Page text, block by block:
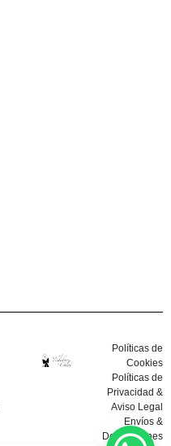
Políticas de
Cookies
Políticas de
Privacidad &
Aviso Legal
Envíos &
Devoluciones